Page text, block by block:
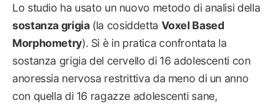
Lo studio ha usato un nuovo metodo di analisi della
sostanza grigia(la cosiddetta Voxel Based
Morphometry). Si è in pratica confrontata la
sostanza grigia del cervello di 16 adolescenti con
anoressia nervosa restrittiva da meno di un anno
con quella di 16 ragazze adolescenti sane,